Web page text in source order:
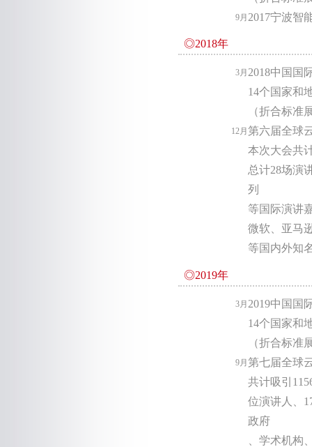
9月 2017宁波智
◎2018年
3月
12月
2018中国国
14个国家和
（折合标准
第六届全球
本次大会共
总计28场演
列
等国际演讲
微软、亚马
等国内外知
◎2019年
3月
9月
2019中国国
14个国家和
（折合标准
第七届全球
共计吸引
位演讲人、
政府
、学术机构